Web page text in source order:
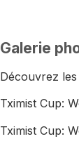
Galerie
Découvrez les
Tximist Cup:
Tximist Cup: